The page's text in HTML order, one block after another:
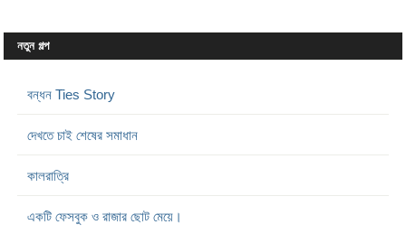
নতুন গল্প
বন্ধন Ties Story
দেখতে চাই শেষের সমাধান
কালরাত্রি
একটি ফেসবুক ও রাজার ছোট মেয়ে।